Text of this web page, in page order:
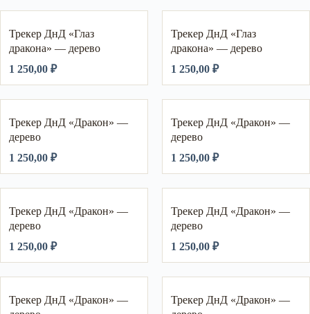
Трекер ДнД «Глаз
дракона» — дерево
1 250,00 ₽
Трекер ДнД «Глаз
дракона» — дерево
1 250,00 ₽
Трекер ДнД «Дракон» —
дерево
1 250,00 ₽
Трекер ДнД «Дракон» —
дерево
1 250,00 ₽
Трекер ДнД «Дракон» —
дерево
1 250,00 ₽
Трекер ДнД «Дракон» —
дерево
1 250,00 ₽
Трекер ДнД «Дракон» —
Трекер ДнД «Дракон» —